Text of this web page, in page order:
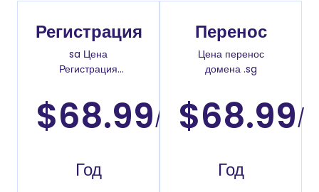
Регистрация
sa Цена
Регистрация
$68.99/
Год
Перенос
Цена перенос
домена .sg
$68.99/
Год